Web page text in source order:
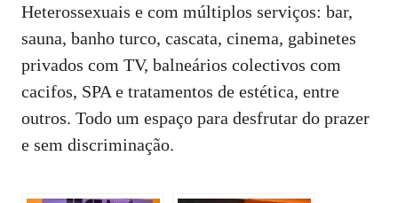
Heterossexuais e com múltiplos serviços: bar,
sauna, banho turco, cascata, cinema, gabinetes
privados com TV, balneários colectivos com
cacifos, SPA e tratamentos de estética, entre
outros. Todo um espaço para desfrutar do prazer
e sem discriminação.